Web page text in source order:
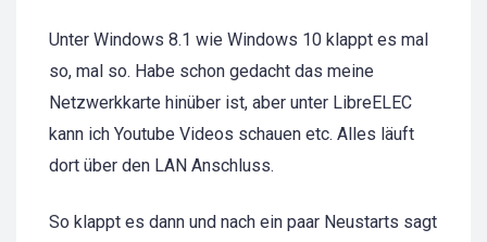
Unter Windows 8.1 wie Windows 10 klappt es mal
so, mal so. Habe schon gedacht das meine
Netzwerkkarte hinüber ist, aber unter LibreELEC
kann ich Youtube Videos schauen etc. Alles läuft
dort über den LAN Anschluss.
So klappt es dann und nach ein paar Neustarts sagt